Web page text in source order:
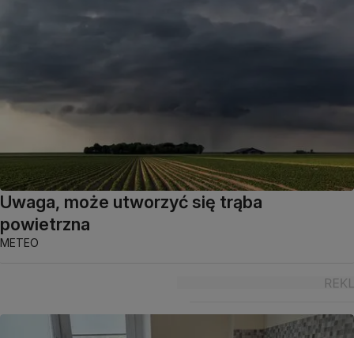
Uwaga, może utworzyć się trąba
powietrzna
METEO